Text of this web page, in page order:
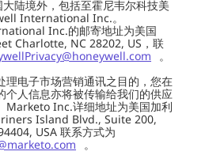
陆境外，包括至霍尼韦尔科技美
International Inc.。
Inc.的邮寄地址为美国
Charlotte, NC 28202, US，联
。
理电子市场营销通讯之目的，您在
个人信息亦将被传输给我们的供应
Inc.详细地址为美国加利
Island Blvd., Suite 200,
USA 联系方式为
。